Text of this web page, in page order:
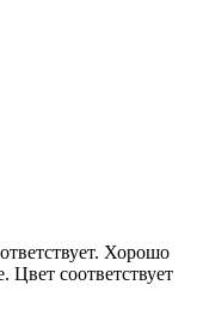
Хорошо
Цвет соответствует